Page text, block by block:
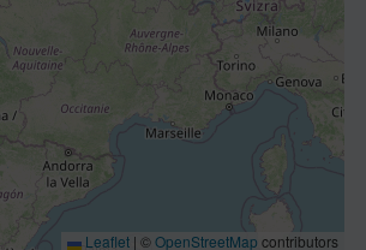
Leaflet | ©OpenStreetMap contributors